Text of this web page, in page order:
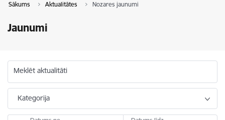
Sākums Aktualitātes Nozares jaunumi
Jaunumi
Meklēt aktualitāti
Kategorija